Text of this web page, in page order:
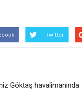
Twitter
Göktaş havalimanında